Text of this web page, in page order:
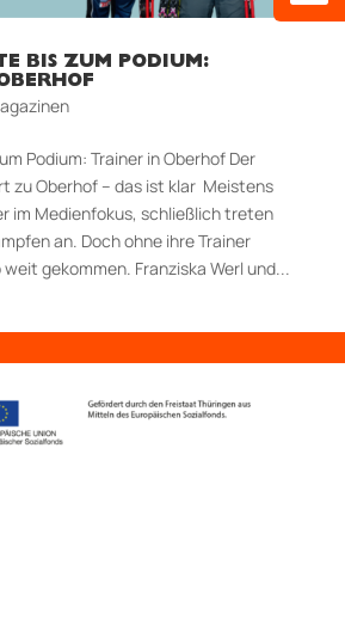
BIS ZUM PODIUM:
Podium: Trainer in Oberhof Der
zu Oberhof – das ist klar Meistens
im Medienfokus, schließlich treten
an. Doch ohne ihre Trainer
gekommen. Franziska Werl und...